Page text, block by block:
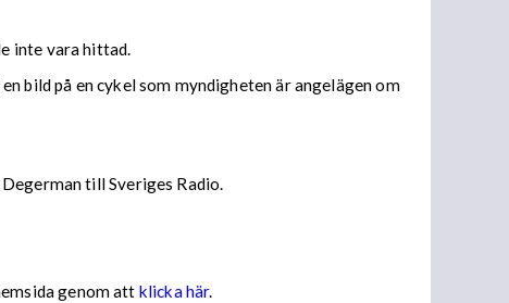
inte vara hittad.
bild på en cykel som myndigheten är angelägen om
till Sveriges Radio.
genom att klicka här.